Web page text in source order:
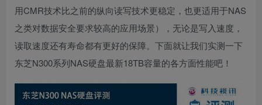
用CMR技术比之前的纵向读写技术更稳定，也更适用于NAS
之类对数据安全要求较高的应用场景），无论是写入速度，
读取速度还有寿命都有更好的保障。下面就让我们实测一下
东芝N300系列NAS硬盘最新18TB容量的各方面性能吧！